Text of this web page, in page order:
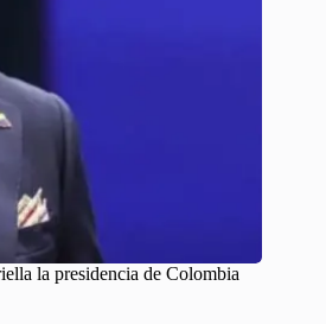
la presidencia de Colombia